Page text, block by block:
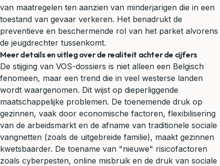
van maatregelen ten aanzien van minderjarigen die in een
toestand van gevaar verkeren. Het benadrukt de
preventieve en beschermende rol van het parket alvorens
de jeugdrechter tussenkomt.
Meer details en uitleg over de realiteit achter de cijfers
De stijging van VOS-dossiers is niet alleen een Belgisch
fenomeen, maar een trend die in veel westerse landen
wordt waargenomen. Dit wijst op dieperliggende
maatschappelijke problemen. De toenemende druk op
gezinnen, vaak door economische factoren, flexibilisering
van de arbeidsmarkt en de afname van traditionele sociale
vangnetten (zoals de uitgebreide familie), maakt gezinnen
kwetsbaarder. De toename van "nieuwe" risicofactoren
zoals cyberpesten, online misbruik en de druk van sociale